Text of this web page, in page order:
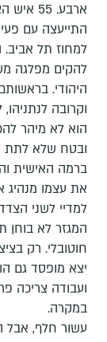
התייעצה עם
למחוז תל אביב.
להקים מפלגה
היהודי.
וקרובה
הוא לא מיהר
ובטח שלא לתת
ברמה האישית
את עצמו מנהיג
למדיי לשני
המגזר לא בוחן
חוטובלי. רק
יצא מופסד גם
ועבודה צריכה
במקרה.
עשור חלף, אבל